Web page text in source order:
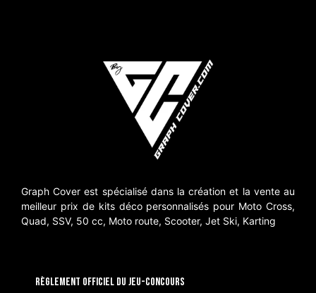
Graph Cover est spécialisé dans la création et la vente au
meilleur prix de kits déco personnalisés pour Moto Cross,
Quad, SSV, 50 cc, Moto route, Scooter, Jet Ski, Karting
RÈGLEMENT OFFICIEL DU JEU-CONCOURS